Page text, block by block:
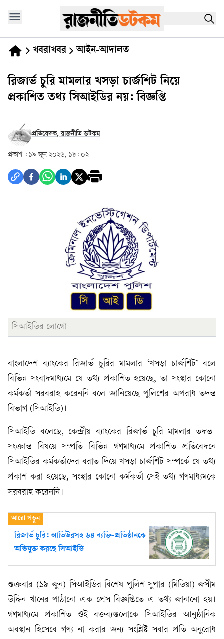
খবরাখবর আইন-আদালত
রিজার্ভ চুরি মামলার খসড়া চার্জশিট নিয়ে
প্রকাশিত তথ্য সিআইডির নয়: বিজ্ঞপ্তি
প্রতিবেদক, রাজনীতি ডটকম
প্রকাশ : ১৯ জুন ২০২৬, ১৮: ০২
সিআইডির লোগো
বাংলাদেশ ব্যাংকের রিজার্ভ চুরির মামলার ‘খসড়া চার্জশিট’ বলে
বিভিন্ন সংবাদমাধ্যমে যে তথ্য প্রকাশিত হয়েছে, তা সংস্থার কোনো
কর্মকর্তা সরবরাহ করেননি বলে জানিয়েছে পুলিশের অপরাধ তদন্ত
বিভাগ (সিআইডি)।
সিআইডি বলেছে, কেন্দ্রীয় ব্যাংকের রিজার্ভ চুরি মামলার তদন্ত-
সংক্রান্ত বিষয়ে সম্প্রতি বিভিন্ন গণমাধ্যমে প্রকাশিত প্রতিবেদনে
সিআইডির কর্মকর্তাদের বরাত দিয়ে খসড়া চার্জশিট সম্পর্কে যে তথ্য
প্রকাশ করা হয়েছে, সংস্থার কোনো কর্মকর্তা সেই তথ্য গণমাধ্যমকে
সরবরাহ করেননি।
রিজার্ভ চুরি: আতিউরসহ ৬৪ ব্যক্তি-প্রতিষ্ঠানকে
অভিযুক্ত করছে সিআইডি
শুক্রবার (১৯ জুন) সিআইডির বিশেষ পুলিশ সুপার (মিডিয়া) জসীম
উদ্দিন খানের পাঠানো এক প্রেস বিজ্ঞপ্তিতে এ তথ্য জানানো হয়।
গণমাধ্যমে প্রকাশিত ওই বক্তব্যগুলোকে সিআইডির আনুষ্ঠানিক
অবস্থান হিসেবে গণ্য না করার জন্য সংশ্লিষ্ট সবার প্রতি অনুরোধ